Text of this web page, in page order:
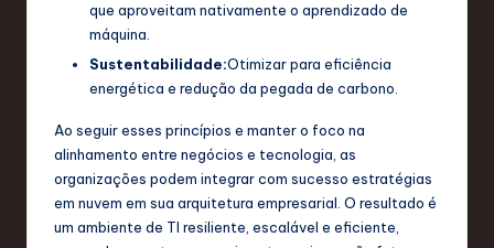
que aproveitam nativamente o aprendizado de
máquina.
Sustentabilidade:Otimizar para eficiência
energética e redução da pegada de carbono.
Ao seguir esses princípios e manter o foco na
alinhamento entre negócios e tecnologia, as
organizações podem integrar com sucesso estratégias
em nuvem em sua arquitetura empresarial. O resultado é
um ambiente de TI resiliente, escalável e eficiente,